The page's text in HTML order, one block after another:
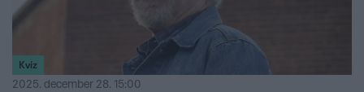
Kvíz
2025. december 28. 15:00